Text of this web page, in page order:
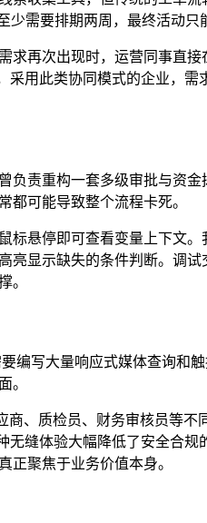
需要排期两周，最终活动只
再次出现时，运营同事直
用此类协同模式的企业，需
责重构一套多级审批与资
都可能导致整个流程卡死。
悬停即可查看变量上下文
显示缺失的条件判断。调
。
编写大量响应式媒体查询和
。
、质检员、财务审核员等
缝体验大幅降低了安全合
正聚焦于业务价值本身。